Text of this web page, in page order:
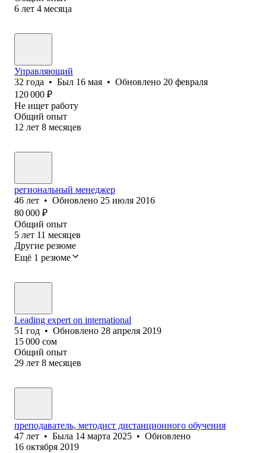
6 лет 4 месяца
Управляющий
32 года • Был 16 мая • Обновлено 20 февраля
120 000 ₽
Не ищет работу
Общий опыт
12 лет 8 месяцев
региональный менеджер
46 лет • Обновлено 25 июля 2016
80 000 ₽
Общий опыт
5 лет 11 месяцев
Другие резюме
Ещё 1 резюме
Leading expert on international
51 год • Обновлено 28 апреля 2019
15 000 сом
Общий опыт
29 лет 8 месяцев
преподаватель, методист дистанционного обучения
47 лет • Была 14 марта 2025 • Обновлено
16 октября 2019